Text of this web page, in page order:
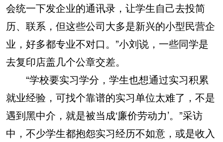
会统一下发企业的通讯录，让学生自己去投简
历、联系，但这些公司大多是新兴的小型民营企
业，好多都专业不对口。”小刘说，一些同学是
去复印店盖几个公章交差。
“学校要实习学分，学生也想通过实习积累
就业经验，可找个靠谱的实习单位太难了，不是
遇到黑中介，就是被当成‘廉价劳动力’。”采访
中，不少学生都抱怨实习经历不如意，或是收入